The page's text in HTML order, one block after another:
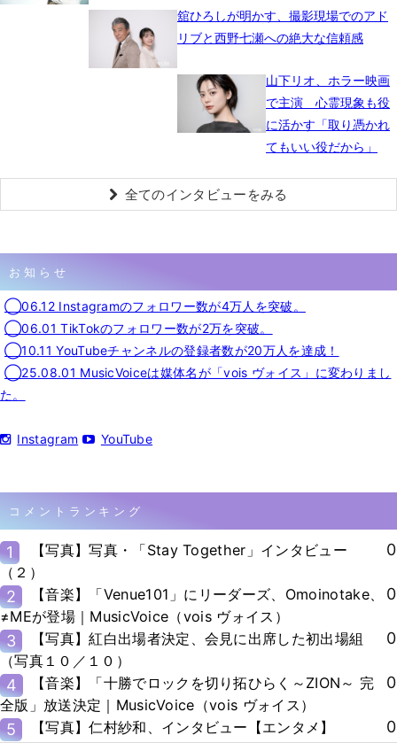
舘ひろしが明かす、撮影現場でのアド
リブと西野七瀬への絶大な信頼感
山下リオ、ホラー映画
で主演 心霊現象も役
に活かす「取り憑かれ
てもいい役だから」
全てのインタビューをみる
お知らせ
◯06.12 Instagramのフォロワー数が4万人を突破。
◯06.01 TikTokのフォロワー数が2万を突破。
◯10.11 YouTubeチャンネルの登録者数が20万人を達成！
◯25.08.01 MusicVoiceは媒体名が「vois ヴォイス」に変わりまし
た。
Instagram YouTube
コメントランキング
1
【写真】写真・「Stay Together」インタビュー
（２）
0
2
【音楽】「Venue101」にリーダーズ、Omoinotake、
≠MEが登場｜MusicVoice（vois ヴォイス）
0
3
【写真】紅白出場者決定、会見に出席した初出場組
（写真１０／１０）
0
4
【音楽】「十勝でロックを切り拓ひらく～ZION～ 完
全版」放送決定｜MusicVoice（vois ヴォイス）
0
5 【写真】仁村紗和、インタビュー【エンタメ】 0